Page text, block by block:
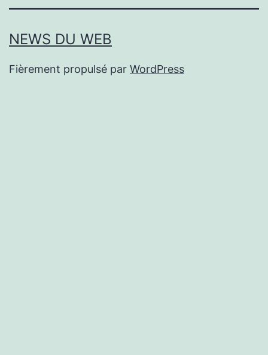
NEWS DU WEB
Fièrement propulsé par WordPress